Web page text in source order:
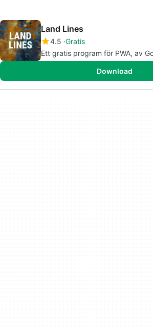
Land Lines
4.5 Gratis
Ett gratis program för PWA, av
Download